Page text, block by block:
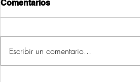
Comentarios
Escribir un comentario...